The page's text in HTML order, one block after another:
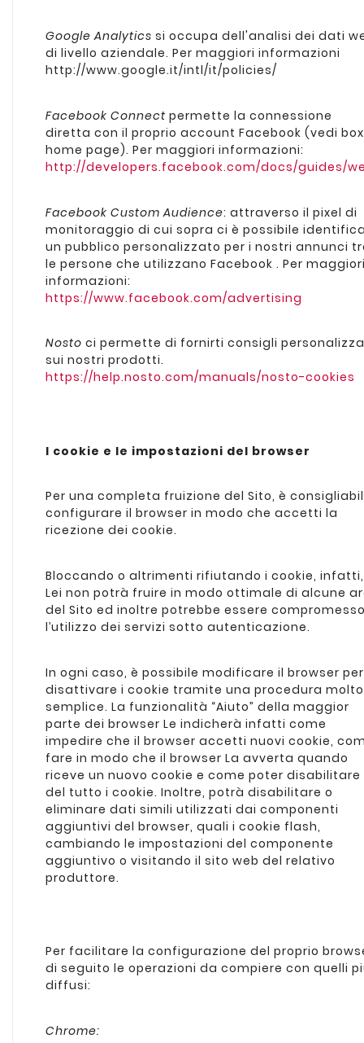
Google Analytics si occupa dell'analisi dei dati
di livello aziendale. Per maggiori informazioni
http://www.google.it/intl/it/policies/
Facebook Connect permette la connessione
diretta con il proprio account Facebook (vedi
home page). Per maggiori informazioni:
http://developers.facebook.com/docs/guides/
Facebook Custom Audience: attraverso il pixel di
monitoraggio di cui sopra ci è possibile
un pubblico personalizzato per i nostri annunci
le persone che utilizzano Facebook . Per
informazioni:
https://www.facebook.com/advertising
Nosto ci permette di fornirti consigli
sui nostri prodotti.
https://help.nosto.com/manuals/nosto-cookies
I cookie e le impostazioni del browser
Per una completa fruizione del Sito, è
configurare il browser in modo che accetti la
ricezione dei cookie.
Bloccando o altrimenti rifiutando i cookie, infatti,
Lei non potrà fruire in modo ottimale di alcune
del Sito ed inoltre potrebbe essere
l’utilizzo dei servizi sotto autenticazione.
In ogni caso, è possibile modificare il browser per
disattivare i cookie tramite una procedura molto
semplice. La funzionalità “Aiuto” della maggior
parte dei browser Le indicherà infatti come
impedire che il browser accetti nuovi cookie,
fare in modo che il browser La avverta quando
riceve un nuovo cookie e come poter disabilitare
del tutto i cookie. Inoltre, potrà disabilitare o
eliminare dati simili utilizzati dai componenti
aggiuntivi del browser, quali i cookie flash,
cambiando le impostazioni del componente
aggiuntivo o visitando il sito web del relativo
produttore.
Per facilitare la configurazione del proprio
di seguito le operazioni da compiere con quelli
diffusi:
Chrome: